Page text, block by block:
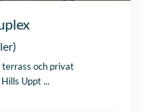
terrass och privat
Hills Uppt...